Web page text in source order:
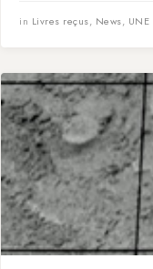
in Livres reçus, News, UNE